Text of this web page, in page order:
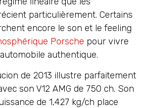
particulièrement. Certains
encore le son et le feeling
Porsche pour vivre
authentique.
de 2013 illustre parfaitement
son V12 AMG de 750 ch. Son
de 1,427 kg/ch place